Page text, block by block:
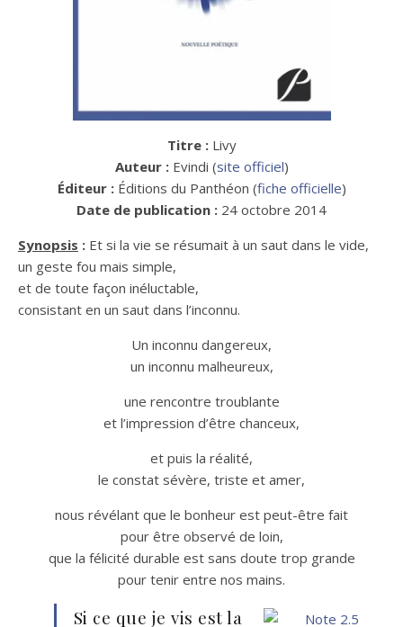
Titre : Livy
Auteur : Evindi (site officiel)
Éditeur : Éditions du Panthéon (fiche officielle)
Date de publication : 24 octobre 2014
Synopsis : Et si la vie se résumait à un saut dans le vide,
un geste fou mais simple,
et de toute façon inéluctable,
consistant en un saut dans l’inconnu.
Un inconnu dangereux,
un inconnu malheureux,
une rencontre troublante
et l’impression d’être chanceux,
et puis la réalité,
le constat sévère, triste et amer,
nous révélant que le bonheur est peut-être fait
pour être observé de loin,
que la félicité durable est sans doute trop grande
pour tenir entre nos mains.
Si ce que je vis est la